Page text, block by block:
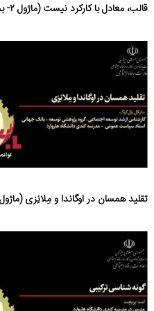
قالب، معادل با کارکرد نیست (ماژول ۲- بخش ۱)
تقلید همسان در اوگاندا و مِلانِزی (ماژول ۲- بخش